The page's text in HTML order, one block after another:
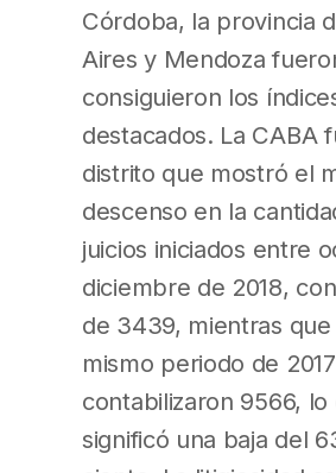
Córdoba, la provincia
Aires y Mendoza
consiguieron los
destacados. La CABA
distrito que mostró el
descenso en la
juicios iniciados entre
diciembre de 2018,
de 3439, mientras
mismo periodo de
contabilizaron 9566, lo
significó una baja del